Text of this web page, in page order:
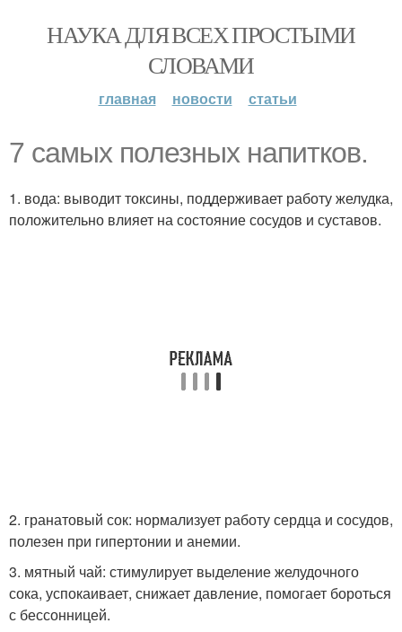
НАУКА ДЛЯ ВСЕХ ПРОСТЫМИ
СЛОВАМИ
главная новости статьи
7 самых полезных напитков.
1. вода: выводит токсины, поддерживает работу желудка,
положительно влияет на состояние сосудов и суставов.
2. гранатовый сок: нормализует работу сердца и сосудов,
полезен при гипертонии и анемии.
3. мятный чай: стимулирует выделение желудочного
сока, успокаивает, снижает давление, помогает бороться
с бессонницей.